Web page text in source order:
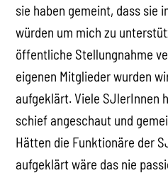
sie haben gemeint, dass sie
würden um mich zu
öffentliche Stellungnahme
eigenen Mitglieder wurden
aufgeklärt. Viele SJlerInnen
schief angeschaut und
Hätten die Funktionäre der
aufgeklärt wäre das nie